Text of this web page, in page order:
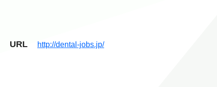
URL http://dental-jobs.jp/